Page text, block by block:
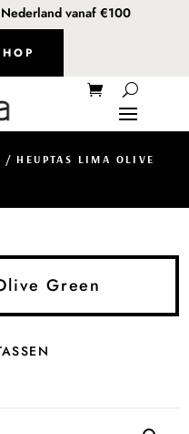
vanaf €100
/ HEUPTAS LIMA OLIVE
Green